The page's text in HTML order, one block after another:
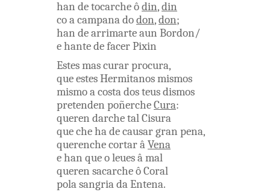
han detocarcheôdin,din
co acampanadodon,don;
han dearrimarteaun Bordon/
ehantedefacerPixin
Estesmascurarprocura,
queestesHermitanosmismos
mismoacostadosteusdismos
pretenden poñercheCura:
queren darchetalCisura
quechehadecausargran pena,
querenchecortarâVena
ehan queoleuesâmal
queren sacarcheôCoral
polasangriadaEntena.